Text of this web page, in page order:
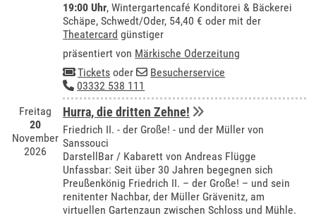
19:00 Uhr,Wintergartencafé Konditorei & Bäckerei
Schäpe, Schwedt/Oder, 54,40 € oder mit der
Theatercard günstiger
präsentiert von Märkische Oderzeitung
Tickets oder
Besucherservice
03332 538 111
Freitag
20
November
2026
Hurra, die dritten Zehne!
Friedrich II. - der Große! - und der Müller von
Sanssouci
DarstellBar / Kabarett von Andreas Flügge
Unfassbar: Seit über 30 Jahren begegnen sich
Preußenkönig Friedrich II. – der Große! – und sein
renitenter Nachbar, der Müller Grävenitz, am
virtuellen Gartenzaun zwischen Schloss und Mühle.